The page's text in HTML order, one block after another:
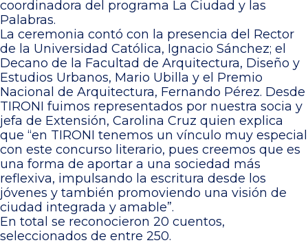
coordinadora del programa La Ciudad y las
Palabras.
La ceremonia contó con la presencia del Rector
de la Universidad Católica, Ignacio Sánchez; el
Decano de la Facultad de Arquitectura, Diseño y
Estudios Urbanos, Mario Ubilla y el Premio
Nacional de Arquitectura, Fernando Pérez. Desde
TIRONI fuimos representados por nuestra socia y
jefa de Extensión, Carolina Cruz quien explica
que “en TIRONI tenemos un vínculo muy especial
con este concurso literario, pues creemos que es
una forma de aportar a una sociedad más
reflexiva, impulsando la escritura desde los
jóvenes y también promoviendo una visión de
ciudad integrada y amable”.
En total se reconocieron 20 cuentos,
seleccionados de entre 250.